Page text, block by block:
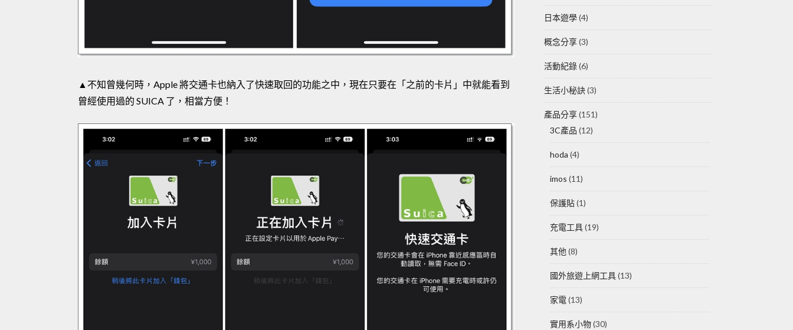
▲不知曾幾何時，Apple 將交通卡也納入了快速取回的功能之中，現在只要在「之前的卡片」中就能看到
曾經使用過的 SUICA 了，相當方便！
日本遊學(4)
概念分享(3)
活動紀錄(6)
生活小秘訣(3)
產品分享(151)
3C產品 (12)
hoda (4)
imos (11)
保護貼(1)
充電工具(19)
其他 (8)
國外旅遊上網工具(13)
家電 (13)
實用系小物(30)